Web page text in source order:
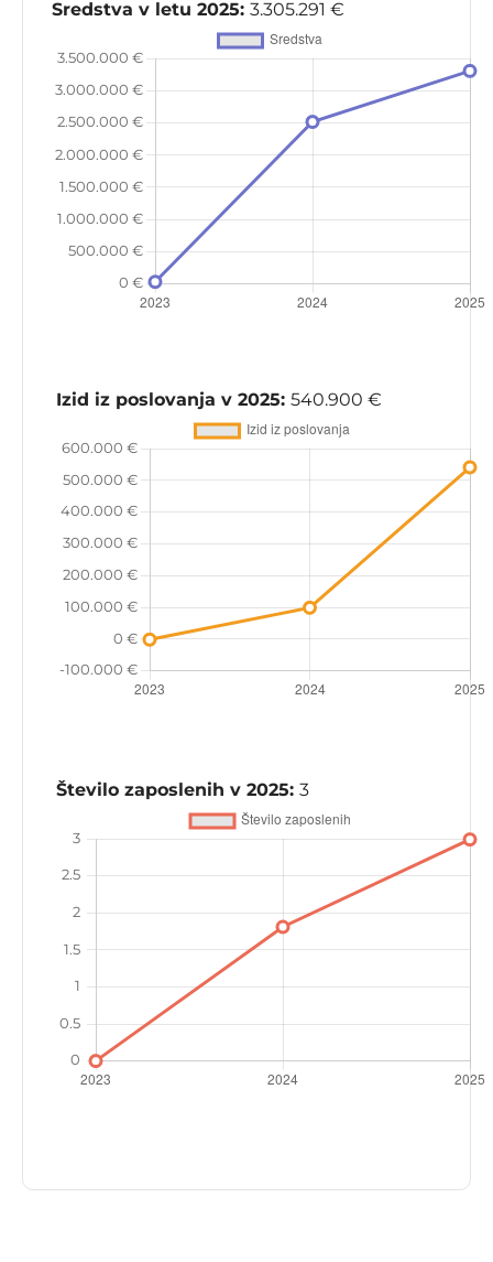
Sredstva v letu 2025: 3.305.291 €
Izid iz poslovanja v 2025: 540.900 €
Število zaposlenih v 2025: 3